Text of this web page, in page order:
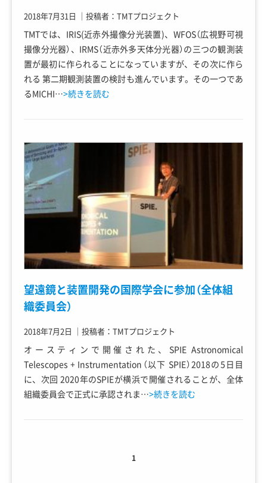
2018年7月31日 ｜ 投稿者：TMTプロジェクト
TMTでは、IRIS(近赤外撮像分光装置)、WFOS（広視野可視
撮像分光器）、IRMS（近赤外多天体分光器）の三つの観測装
置が最初に作られることになっていますが、その次に作ら
れる 第二期観測装置の検討も進んでいます。その一つであ
るMICHI…>続きを読む
望遠鏡と装置開発の国際学会に参加（全体組
織委員会）
2018年7月2日 ｜ 投稿者：TMTプロジェクト
オースティンで開催された、SPIE Astronomical
Telescopes + Instrumentation（以下 SPIE）2018の5日目
に、次回 2020年のSPIEが横浜で開催されることが、全体
組織委員会で正式に承認されま…>続きを読む
1